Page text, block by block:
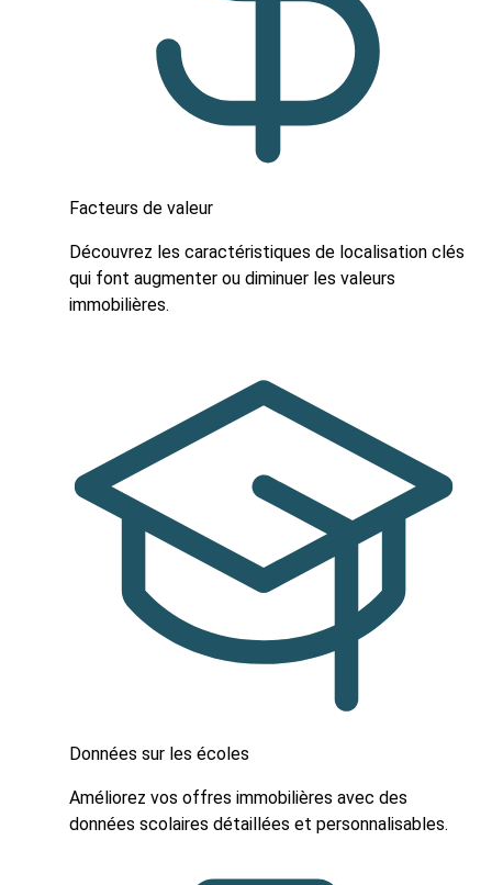
Facteurs de valeur
Découvrez les caractéristiques de localisation clés
qui font augmenter ou diminuer les valeurs
immobilières.
Données sur les écoles
Améliorez vos offres immobilières avec des
données scolaires détaillées et personnalisables.